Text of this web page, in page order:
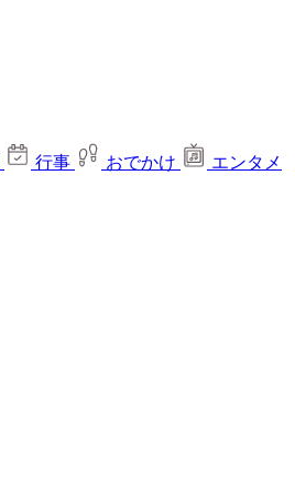
行事 おでかけ
エンタメ